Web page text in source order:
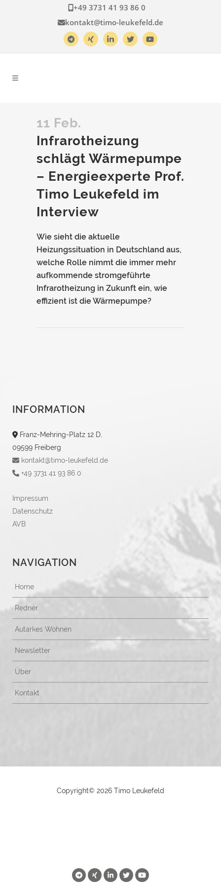
+49 3731 41 93 86 0
kontakt@timo-leukefeld.de
11 Feb.
Infrarotheizung
schlägt Wärmepumpe
– Energieexperte Prof.
Timo Leukefeld im
Interview
Wie sieht die aktuelle
Heizungssituation in Deutschland aus,
welche Rolle nimmt die immer mehr
aufkommende stromgeführte
Infrarotheizung in Zukunft ein, wie
effizient ist die Wärmepumpe?
INFORMATION
Franz-Mehring-Platz 12 D,
09599 Freiberg
kontakt@timo-leukefeld.de
+49 3731 41 93 86 0
Impressum
Datenschutz
AVB
NAVIGATION
Home
Redner
Autarkes Wohnen
Newsletter
Über
Kontakt
Copyright© 2026 Timo Leukefeld